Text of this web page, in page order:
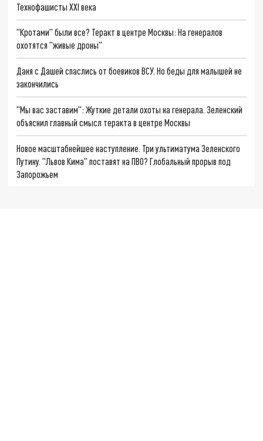
Технофашисты XXI века
"Кротами" были все? Теракт в центре Москвы: На генералов
охотятся "живые дроны"
Даня с Дашей спаслись от боевиков ВСУ. Но беды для малышей не
закончились
"Мы вас заставим": Жуткие детали охоты на генерала. Зеленский
объяснил главный смысл теракта в центре Москвы
Новое масштабнейшее наступление. Три ультиматума Зеленского
Путину. "Львов Кима" поставят на ПВО? Глобальный прорыв под
Запорожьем